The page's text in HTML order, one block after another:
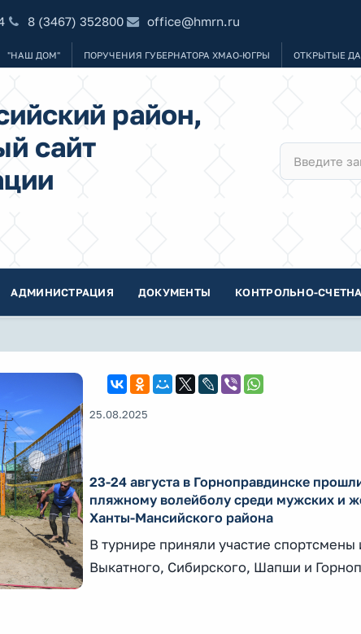
8 (3467) 352800 office@hmrn.ru
"НАШ ДОМ" ПОРУЧЕНИЯ ГУБЕРНАТОРА ХМАО-ЮГРЫ ОТКРЫТЫЕ
район,
сайт
АДМИНИСТРАЦИЯ ДОКУМЕНТЫ КОНТРОЛЬНО-
25.08.2025
23-24 августа в Горноправдинске
пляжному волейболу среди мужских и
Ханты-Мансийского района
В турнире приняли участие
Выкатного, Сибирского, Шапши и